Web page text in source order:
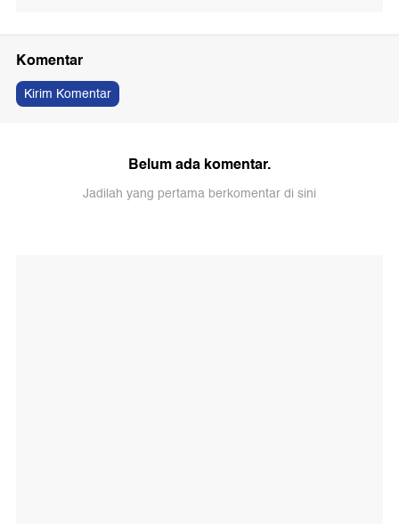
Komentar
Kirim Komentar
Belum ada komentar.
Jadilah yang pertama berkomentar di sini